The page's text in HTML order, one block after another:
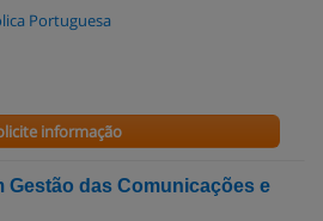
Portuguesa
informação
Gestão das Comunicações e